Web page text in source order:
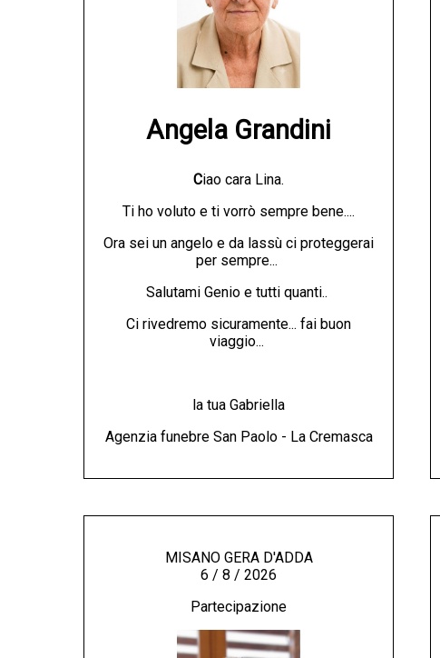
Angela Grandini
Ciao cara Lina.
Ti ho voluto e ti vorrò sempre bene....
Ora sei un angelo e da lassù ci proteggerai
per sempre...
Salutami Genio e tutti quanti..
Ci rivedremo sicuramente... fai buon
viaggio...
la tua Gabriella
Agenzia funebre San Paolo - La Cremasca
MISANO GERA D'ADDA
6 / 8 / 2026
Partecipazione